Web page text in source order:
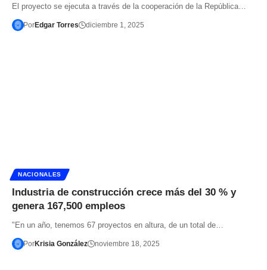
El proyecto se ejecuta a través de la cooperación de la República…
PorEdgar Torres diciembre 1, 2025
NACIONALES
Industria de construcción crece más del 30 % y
genera 167,500 empleos
"En un año, tenemos 67 proyectos en altura, de un total de…
PorKrisia González noviembre 18, 2025